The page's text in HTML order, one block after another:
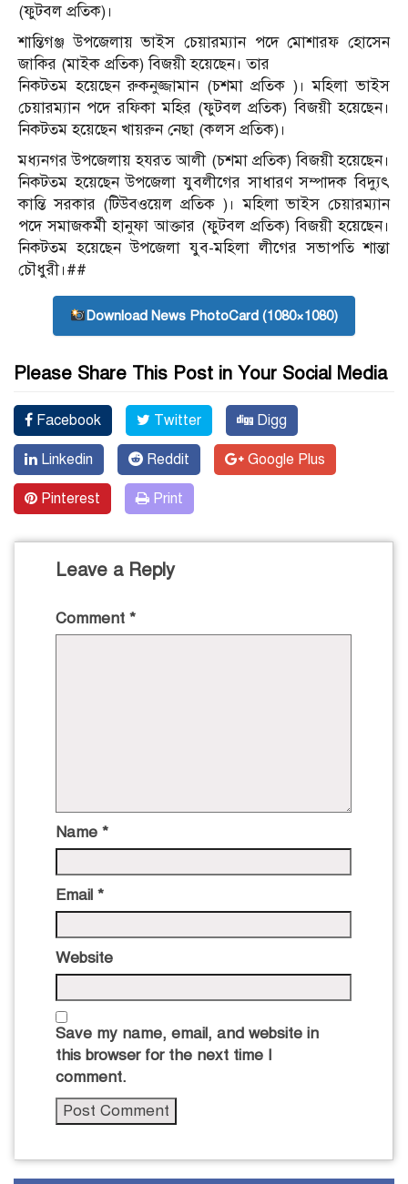
(ফুটবল প্রতিক)।
শান্তিগঞ্জ উপজেলায় ভাইস চেয়ারম্যান পদে মোশারফ হোসেন
জাকির (মাইক প্রতিক) বিজয়ী হয়েছেন। তার
নিকটতম হয়েছেন রুকনুজ্জামান (চশমা প্রতিক )। মহিলা ভাইস
চেয়ারম্যান পদে রফিকা মহির (ফুটবল প্রতিক) বিজয়ী হয়েছেন।
নিকটতম হয়েছেন খায়রুন নেছা (কলস প্রতিক)।
মধ্যনগর উপজেলায় হযরত আলী (চশমা প্রতিক) বিজয়ী হয়েছেন।
নিকটতম হয়েছেন উপজেলা যুবলীগের সাধারণ সম্পাদক বিদ্যুৎ
কান্তি সরকার (টিউবওয়েল প্রতিক )। মহিলা ভাইস চেয়ারম্যান
পদে সমাজকর্মী হানুফা আক্তার (ফুটবল প্রতিক) বিজয়ী হয়েছেন।
নিকটতম হয়েছেন উপজেলা যুব-মহিলা লীগের সভাপতি শান্তা
চৌধুরী।##
Download News PhotoCard (1080×1080)
Please Share This Post in Your Social Media
Facebook Twitter Digg
Linkedin Reddit Google Plus
Pinterest Print
Leave a Reply
Comment *
Name *
Email *
Website
Save my name, email, and website in
this browser for the next time I
comment.